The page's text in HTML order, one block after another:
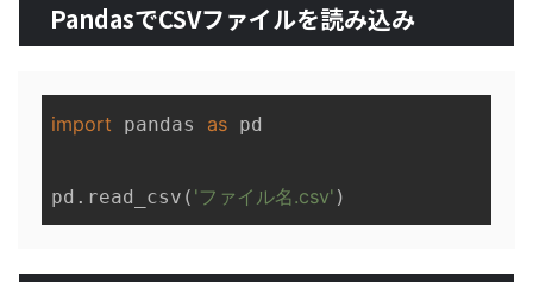
PandasでCSVファイルを読み込み
import pandas as pd
pd.read_csv( 'ファイル名.csv'